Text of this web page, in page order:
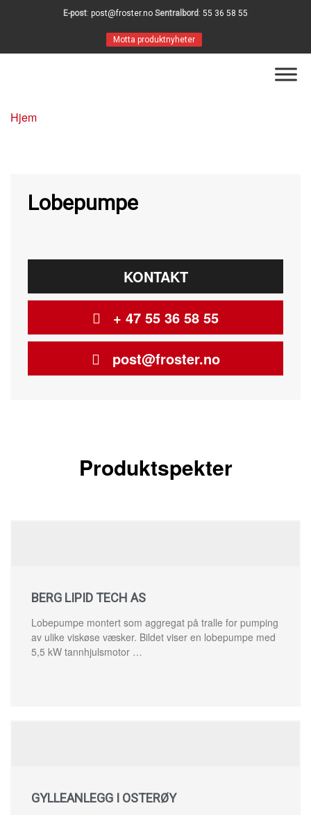
E-post: post@froster.no Sentralbord : 55 36 58 55
Motta produktnyheter
Hjem
Lobepumpe
KONTAKT
+ 47 55 36 58 55
post@froster.no
Produktspekter
BERG LIPID TECH AS
Lobepumpe montert som aggregat på tralle for pumping
av ulike viskøse væsker. Bildet viser en lobepumpe med
5,5 kW tannhjulsmotor …
GYLLEANLEGG I OSTERØY